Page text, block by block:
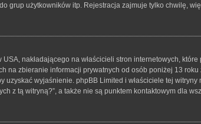
grup użytkowników itp. Rejestracja zajmuje tylko chwilę,
nakładającego na właścicieli stron internetowych,
zbieranie informacji prywatnych od osób poniżej 13
wyjaśnienie. phpBB Limited i właściciele tej
z tą witryną?”, a także nie są punktem kontaktowym dla